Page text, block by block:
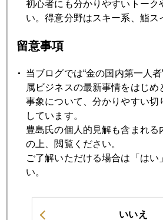
本はチームプレーとかフェアープレー
ワーゲームだよ、あれは。
日本が本当に勝てるチーム作りするな
ゴルフの松山クラスの体格を持った男
してゆくしかないのでは。監督も、な
ジンより、日本では嫌われるくらいの
ク・タイプよりトルシェ・タイプかな
想をリセットすべきと思いましたよ。
債権国と債務国の闘いか。。。
初心者にも分かりやすいトーク
い。得意分野はスキー系、鮨ス
留意事項
当ブログでは“金の国内第一人
属ビジネスの最新事情をはじめ
事象について、分かりやすい切
しています。
豊島氏の個人的見解も含まれる
の上、閲覧ください。
ご了解いただける場合は「はい
い。
いいえ